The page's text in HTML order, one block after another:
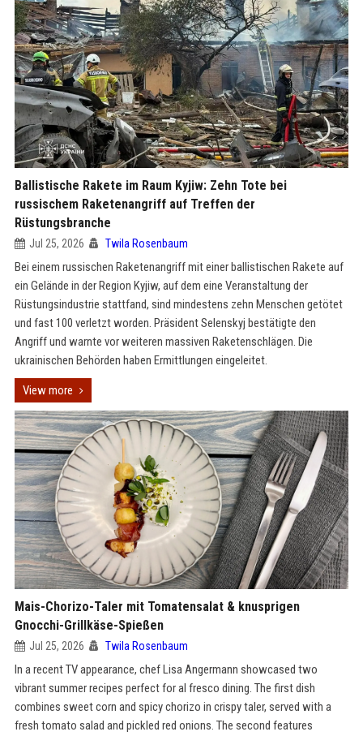
Ballistische Rakete im Raum Kyjiw: Zehn Tote bei
russischem Raketenangriff auf Treffen der
Rüstungsbranche
Jul 25, 2026 Twila Rosenbaum
Bei einem russischen Raketenangriff mit einer ballistischen Rakete auf
ein Gelände in der Region Kyjiw, auf dem eine Veranstaltung der
Rüstungsindustrie stattfand, sind mindestens zehn Menschen getötet
und fast 100 verletzt worden. Präsident Selenskyj bestätigte den
Angriff und warnte vor weiteren massiven Raketenschlägen. Die
ukrainischen Behörden haben Ermittlungen eingeleitet.
View more
Mais-Chorizo-Taler mit Tomatensalat & knusprigen
Gnocchi-Grillkäse-Spießen
Jul 25, 2026 Twila Rosenbaum
In a recent TV appearance, chef Lisa Angermann showcased two
vibrant summer recipes perfect for al fresco dining. The first dish
combines sweet corn and spicy chorizo in crispy taler, served with a
fresh tomato salad and pickled red onions. The second features